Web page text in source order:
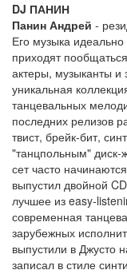
DJ ПАНИН
Панин Андрей -
Его музыка
приходят
актеры, музыканты
уникальная
танцевальных
последних релизов
твист, брейк-бит,
"танцпольным" диск-
сет часто
выпустил двойной
лучшее из easy-
современная
зарубежных
выпустили в Джусто
записал в стиле